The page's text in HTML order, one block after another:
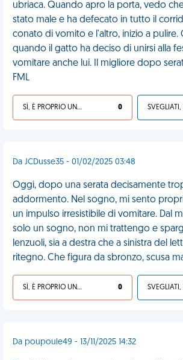
ubriaca. Quando apro la porta, vedo
stato male e ha defecato in tutto il
conato di vomito e l'altro, inizio a pulire.
quando il gatto ha deciso di unirsi alla
vomitare anche lui. Il migliore dopo
FML
SÌ, È PROPRIO UNA VDM! 0
Da JCDusse35 - 01/02/2025 03:48
Oggi, dopo una serata decisamente
addormento. Nel sogno, mi sento
un impulso irresistibile di vomitare. Dal
solo un sogno, non mi trattengo e
lenzuoli, sia a destra che a sinistra del
ritegno. Che figura da sbronzo, scusa
SÌ, È PROPRIO UNA VDM! 0
Da poupoule49 - 13/11/2025 14:32